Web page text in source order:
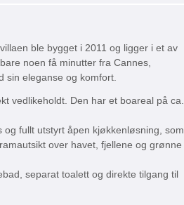
ble bygget i 2011 og ligger i et av
noen få minutter fra Cannes,
sin eleganse og komfort.
vedlikeholdt. Den har et boareal på ca.
fullt utstyrt åpen kjøkkenløsning, som
over havet, fjellene og grønne
separat toalett og direkte tilgang til